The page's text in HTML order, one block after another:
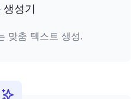
생성기
맞춤 텍스트 생성.